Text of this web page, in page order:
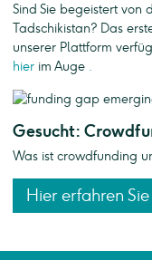
Sind Sie begeistert von
Tadschikistan? Das
unserer Plattform
hier im Auge .
Gesucht:
Was ist crowdfunding
Hier erfahren